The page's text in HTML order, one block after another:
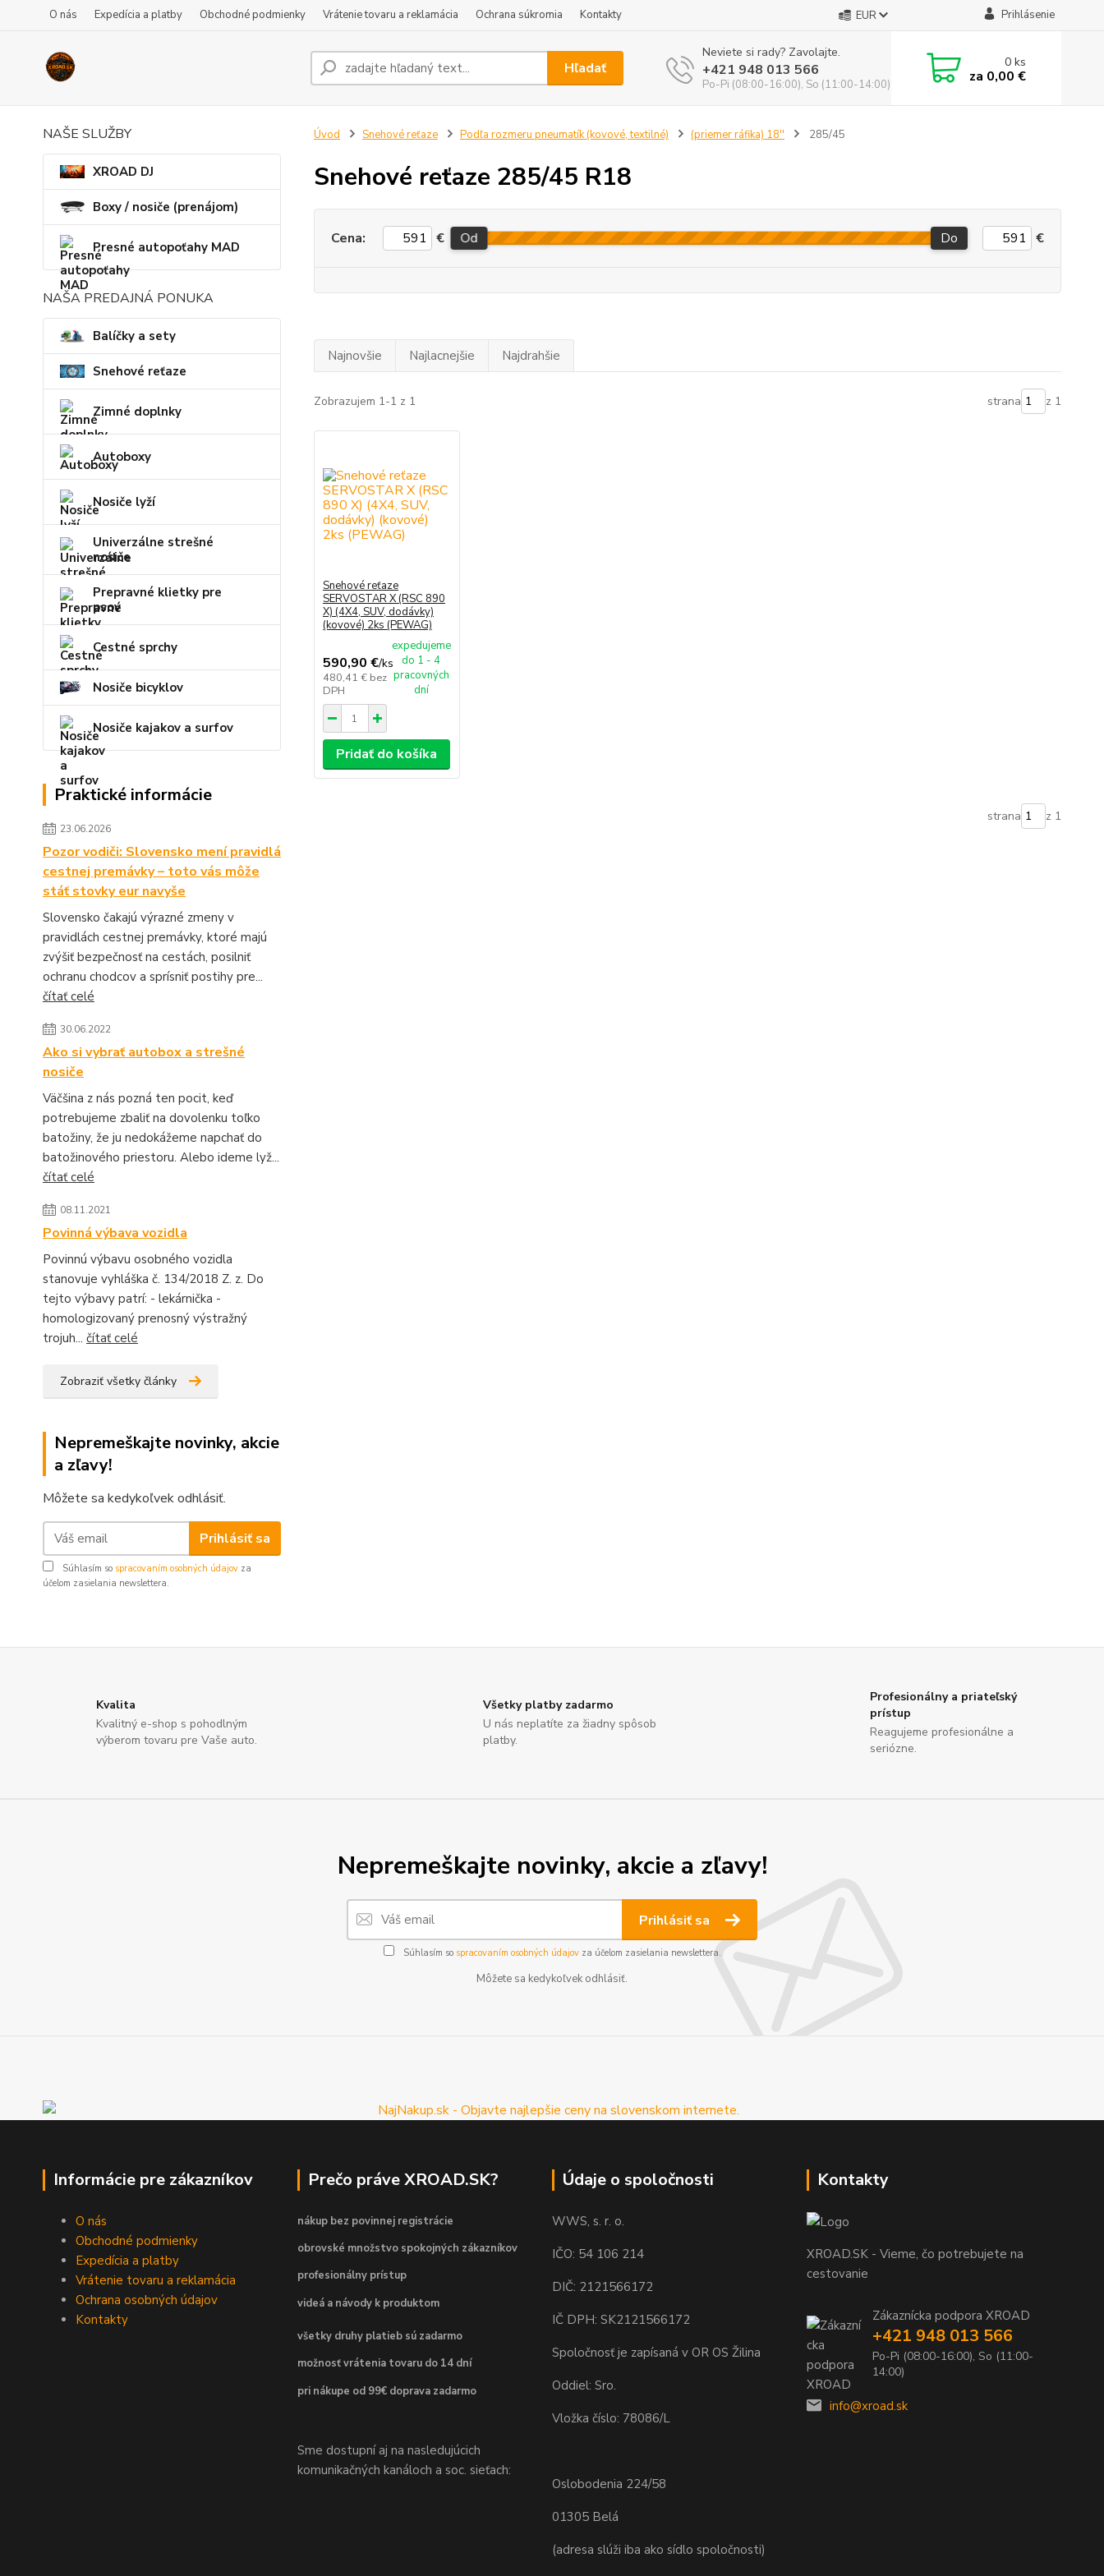
O nás Expedícia a platby Obchodné podmienky Vrátenie tovaru a reklamácia Ochrana súkromia Kontakty EUR Prihlásenie
Hľadať
Neviete si rady? Zavolajte.
+421 948 013 566
Po-Pi (08:00-16:00), So (11:00-14:00)
0ks
za 0,00 €
NAŠE SLUŽBY
XROAD DJ
Boxy / nosiče (prenájom)
Presné autopoťahy MAD
NAŠA PREDAJNÁ PONUKA
Balíčky a sety
Snehové reťaze
Zimné doplnky
Autoboxy
Nosiče lyží
Univerzálne strešné
nosiče
Prepravné klietky pre
psov
Cestné sprchy
Nosiče bicyklov
Nosiče kajakov a surfov
Praktické informácie
23.06.2026
Pozor vodiči: Slovensko mení pravidlá
cestnej premávky – toto vás môže
stáť stovky eur navyše
Slovensko čakajú výrazné zmeny v
pravidlách cestnej premávky, ktoré majú
zvýšiť bezpečnosť na cestách, posilniť
ochranu chodcov a sprísniť postihy pre...
čítať celé
30.06.2022
Ako si vybrať autobox a strešné
nosiče
Väčšina z nás pozná ten pocit, keď
potrebujeme zbaliť na dovolenku toľko
batožiny, že ju nedokážeme napchať do
batožinového priestoru. Alebo ideme lyž...
čítať celé
08.11.2021
Povinná výbava vozidla
Povinnú výbavu osobného vozidla
stanovuje vyhláška č. 134/2018 Z. z. Do
tejto výbavy patrí: - lekárnička -
homologizovaný prenosný výstražný
trojuh... čítať celé
Zobraziť všetky články
Nepremeškajte novinky, akcie
a zľavy!
Môžete sa kedykoľvek odhlásiť.
Prihlásiť sa
Súhlasím so spracovaním osobných údajov za
účelom zasielania newslettera.
Úvod Snehové reťaze Podľa rozmeru pneumatík (kovové, textilné) (priemer ráfika) 18'' 285/45
Snehové reťaze 285/45 R18
Cena: € Od Do €
Najnovšie Najlacnejšie Najdrahšie
Zobrazujem 1-1 z 1 strana z 1
Snehové reťaze
SERVOSTAR X (RSC 890
X) (4X4, SUV, dodávky)
(kovové) 2ks (PEWAG)
590,90 €/ks
480,41 € bez
DPH
expedujeme
do 1 - 4
pracovných
dní
Pridať do košíka
strana z 1
Kvalita
Kvalitný e-shop s pohodlným
výberom tovaru pre Vaše auto.
Všetky platby zadarmo
U nás neplatíte za žiadny spôsob
platby.
Profesionálny a priateľský
prístup
Reagujeme profesionálne a
seriózne.
Nepremeškajte novinky, akcie a zľavy!
Prihlásiť sa
Súhlasím so spracovaním osobných údajovza účelom zasielania newslettera.
Môžete sa kedykoľvek odhlásiť.
Informácie pre zákazníkov
O nás
Obchodné podmienky
Expedícia a platby
Vrátenie tovaru a reklamácia
Ochrana osobných údajov
Kontakty
Prečo práve XROAD.SK?
nákup bez povinnej registrácie
obrovské množstvo spokojných zákazníkov
profesionálny prístup
videá a návody k produktom
všetky druhy platieb sú zadarmo
možnosť vrátenia tovaru do 14 dní
pri nákupe od 99€ doprava zadarmo
Sme dostupní aj na nasledujúcich
komunikačných kanáloch a soc. sieťach:
Údaje o spoločnosti
WWS, s. r. o.
IČO: 54 106 214
DIČ: 2121566172
IČ DPH: SK2121566172
Spoločnosť je zapísaná v OR OS Žilina
Oddiel: Sro.
Vložka číslo: 78086/L
Oslobodenia 224/58
01305 Belá
(adresa slúži iba ako sídlo spoločnosti)
Kontakty
XROAD.SK - Vieme, čo potrebujete na
cestovanie
Zákaznícka podpora XROAD
+421 948 013 566
Po-Pi (08:00-16:00), So (11:00-
14:00)
info@xroad.sk